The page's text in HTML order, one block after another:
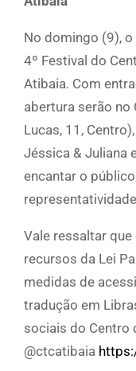
No domingo (9),
4º Festival do
Atibaia. Com
abertura serão no
Lucas, 11,
Jéssica & Juliana
encantar o
Vale ressaltar
recursos da Lei
medidas de
tradução em
sociais do Centro
@‌ctcatibaia